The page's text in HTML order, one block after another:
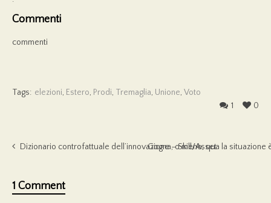
Commenti
commenti
Tags: elezioni, Estero, Prodi, Tremaglia, Unione, Voto
0
1
Dizionario controfattuale dell’innovazione – Skill/Asset
Gogna, o meno, qua la situazione
1 Comment